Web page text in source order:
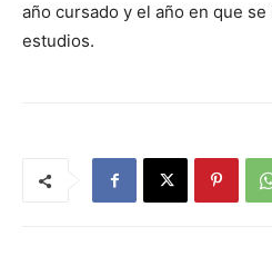
año cursado y el año en que
estudios.